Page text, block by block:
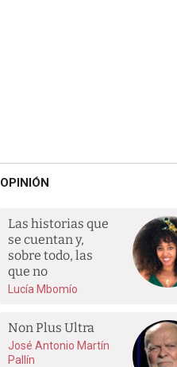
OPINIÓN
Las historias que
se cuentan y,
sobre todo, las
que no
Lucía Mbomío
Non Plus Ultra
José Antonio Martín
Pallín